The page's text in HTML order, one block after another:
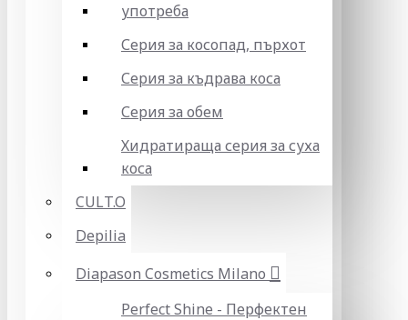
употреба
Серия за косопад, пърхот
Серия за къдрава коса
Серия за обем
Хидратираща серия за суха
коса
CULT.O
Depilia
Diapason Cosmetics Milano
Perfect Shine - Перфектен